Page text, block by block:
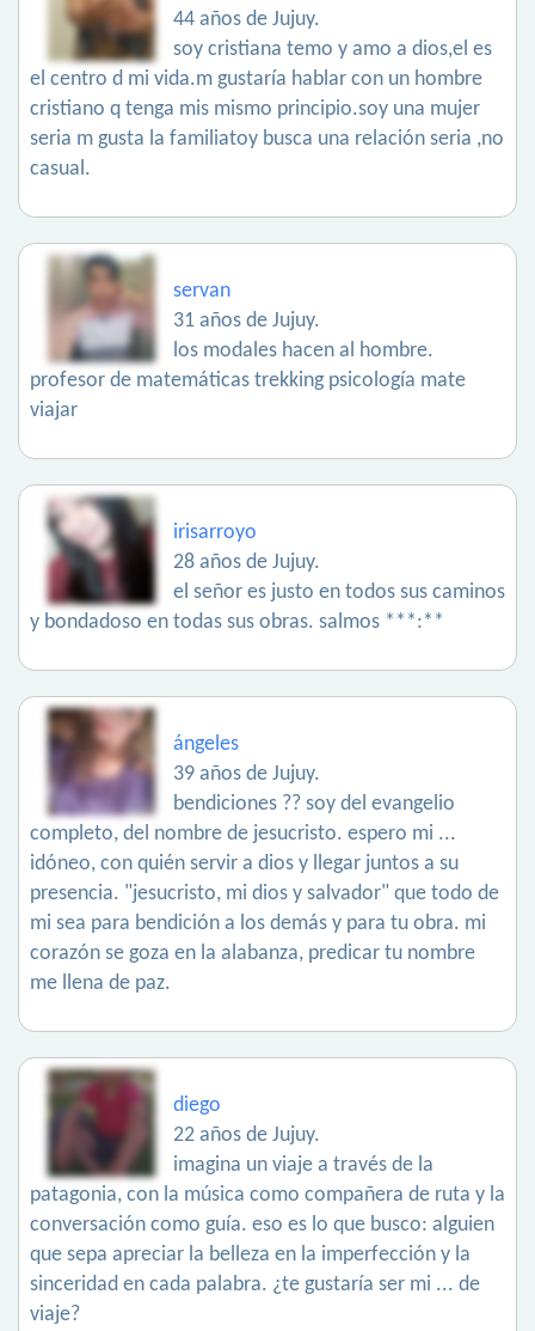
44 años de Jujuy.
soy cristiana temo y amo a dios,el es
el centro d mi vida.m gustaría hablar con un hombre
cristiano q tenga mis mismo principio.soy una mujer
seria m gusta la familiatoy busca una relación seria ,no
casual.
servan
31 años de Jujuy.
los modales hacen al hombre.
profesor de matemáticas trekking psicología mate
viajar
irisarroyo
28 años de Jujuy.
el señor es justo en todos sus caminos
y bondadoso en todas sus obras. salmos ***:**
ángeles
39 años de Jujuy.
bendiciones ?? soy del evangelio
completo, del nombre de jesucristo. espero mi ...
idóneo, con quién servir a dios y llegar juntos a su
presencia. "jesucristo, mi dios y salvador" que todo de
mi sea para bendición a los demás y para tu obra. mi
corazón se goza en la alabanza, predicar tu nombre
me llena de paz.
diego
22 años de Jujuy.
imagina un viaje a través de la
patagonia, con la música como compañera de ruta y la
conversación como guía. eso es lo que busco: alguien
que sepa apreciar la belleza en la imperfección y la
sinceridad en cada palabra. ¿te gustaría ser mi ... de
viaje?